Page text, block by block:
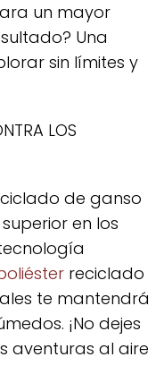
un mayor
Una
sin límites y
LOS
de ganso
en los
reciclado
te mantendrá
¡No dejes
aventuras al aire